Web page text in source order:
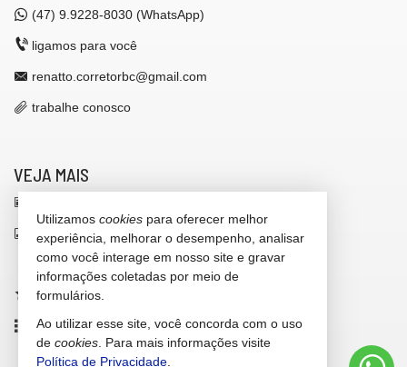
(47) 9.9228-8030 (WhatsApp)
ligamos para você
renatto.corretorbc@gmail.com
trabalhe conosco
VEJA MAIS
indicadores financeiros
cadastre seu imóvel
imóveis favoritos
mapa de imóveis
Utilizamos cookies para oferecer melhor
experiência, melhorar o desempenho, analisar
como você interage em nosso site e gravar
informações coletadas por meio de
formulários.
Ao utilizar esse site, você concorda com o uso
de cookies . Para mais informações visite
Política de Privacidade